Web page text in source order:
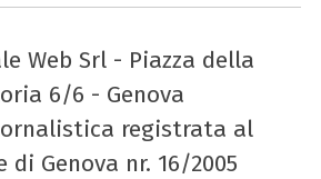
Web Srl - Piazza della
6/6 - Genova
registrata al
di Genova nr. 16/2005